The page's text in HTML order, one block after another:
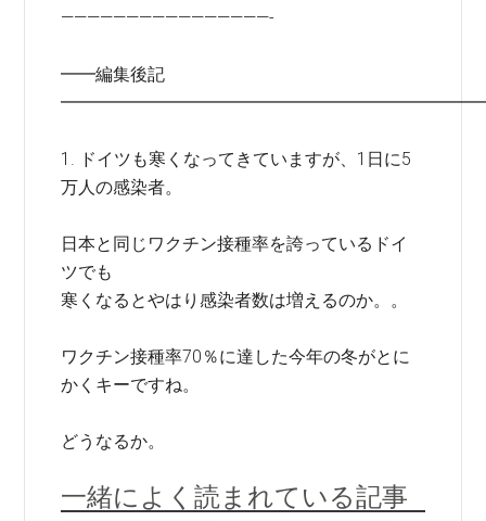
————————————————-
━━編集後記
1. ドイツも寒くなってきていますが、1日に5
万人の感染者。
日本と同じワクチン接種率を誇っているドイ
ツでも
寒くなるとやはり感染者数は増えるのか。。
ワクチン接種率70％に達した今年の冬がとに
かくキーですね。
どうなるか。
一緒によく読まれている記事